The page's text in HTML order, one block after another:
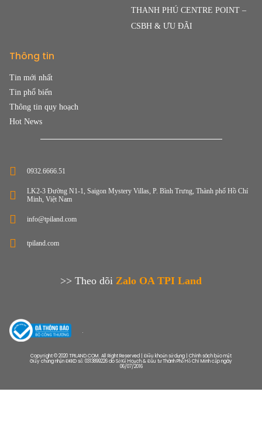
THANH PHÚ CENTRE POINT –
CSBH & ƯU ĐÃI
Thông tin
Tin mới nhất
Tin phổ biến
Thông tin quy hoạch
Hot News
0932.6666.51
LK2-3 Đường N1-1, Saigon Mystery Villas, P. Bình Trưng, Thành phố Hồ Chí
Minh, Việt Nam
info@tpiland.com
tpiland.com
>> Theo dõi Zalo OA TPI Land
Copyright © 2020 TPILAND.COM. All Right Reserved | Điều khoản sử dụng | Chính sách bảo mật
Giấy chứng nhận ĐKKD số: 0313899226 do Sở Kế Hoạch & Đầu tư Thành Phố Hồ Chí Minh cấp ngày
06/07/2016